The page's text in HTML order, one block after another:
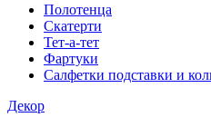
Полотенца
Скатерти
Тет-а-тет
Фартуки
Салфетки подставки и
Декор